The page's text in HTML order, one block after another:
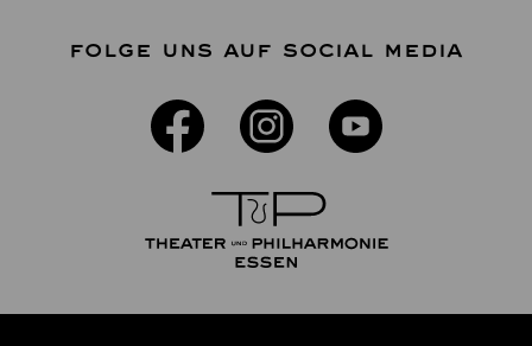
FOLGE UNS AUF SOCIAL MEDIA